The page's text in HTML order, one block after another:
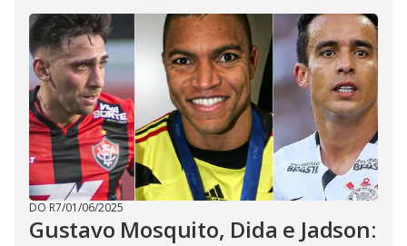
DO R7/01/06/2025
Gustavo Mosquito, Dida e Jadson: